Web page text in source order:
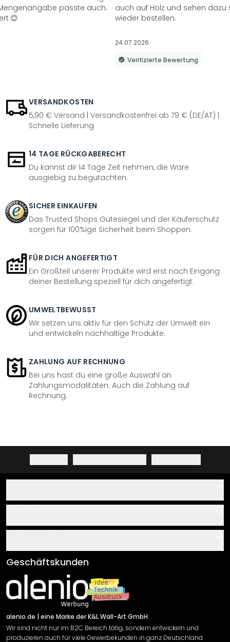
passte auch.
auch auf Holz und sehen
wieder bestellen.
24.07.2026
Verifizierte Bewertung
VERSANDKOSTEN
5,90 € Versand | Versandkostenfrei ab 79 € (DE/AT) |
Schnelle Lieferung
14 TAGE RÜCKGABERECHT
Du kannst dir 14 Tage Zeit nehmen, die Ware
ausgiebig zu begutachten.
SICHER EINKAUFEN
Das Trusted Shops Gütesiegel und der Käuferschutz
sorgen für 100%ige Sicherheit beim Shoppen.
FÜR DICH ANGEFERTIGT
Ein Großteil unserer Produkte wird erst nach Eingang
deiner Bestellung speziell für dich angefertigt.
UMWELTBEWUSST
Wir setzen uns aktiv für den Schutz der Umwelt ein
und entwickeln nachhaltige Produkte.
ZAHLUNG AUF RECHNUNG
Bei uns hast du eine große Auswahl an
Zahlungsmodalitäten. Auch die Zahlung auf
Rechnung.
· ·
Über uns
Klebe- und Montageanleitungen
Newsletter An-/Abmeldung
Sendungsverfolgung
AGB
Impressum
Versand & Zahlung
Rücksendung
Widerrufsrecht
Geschäftskunden
alenio.de | eine Marke der K&L Wall-Art GmbH.
Wir sind nicht nur im B2C Bereich tätig, sondern entwickeln und
produzieren auch für viele Gewerbekunden in ganz Deutschland